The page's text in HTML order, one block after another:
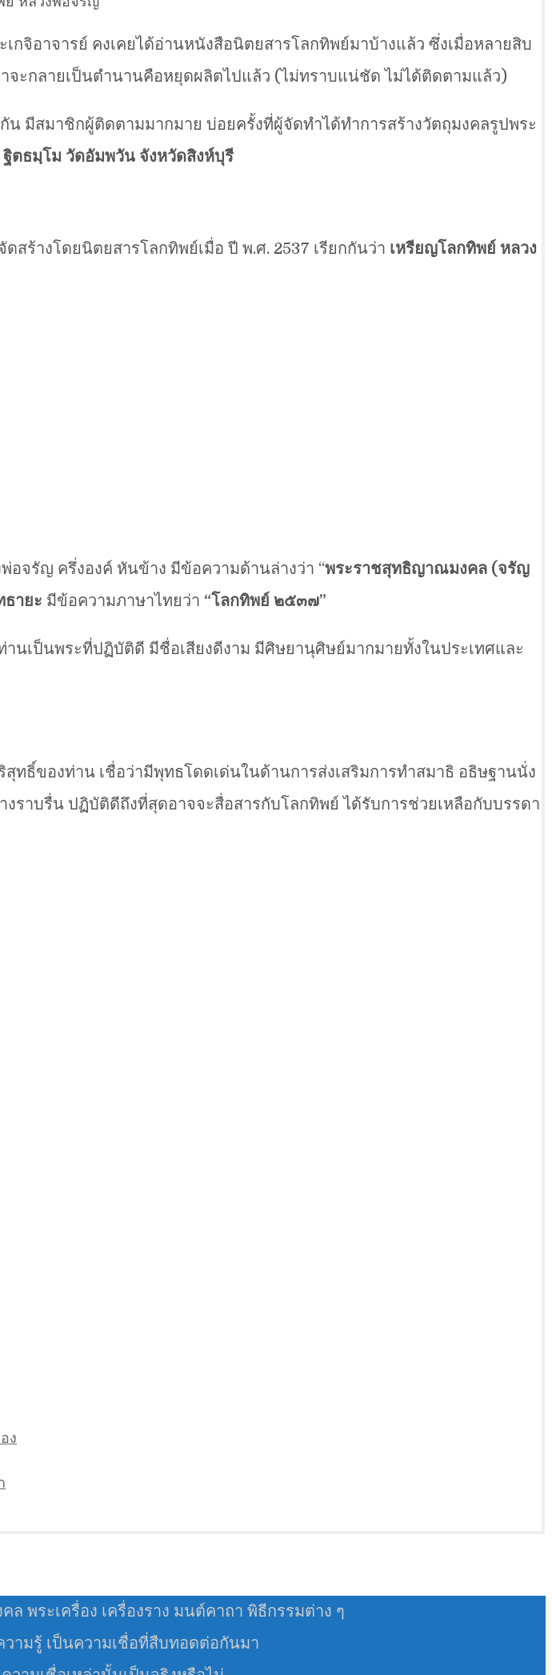
เกจิอาจารย์ คงเคยได้อ่านหนังสือนิตยสารโลกทิพย์มาบ้างแล้ว ซึ่งเมื่อหลายสิบ
ะกลายเป็นตำนานคือหยุดผลิตไปแล้ว (ไม่ทราบแน่ชัด ไม่ได้ติดตามแล้ว)
มีสมาชิกผู้ติดตามมากมาย บ่อยครั้งที่ผู้จัดทำได้ทำการสร้างวัตถุมงคลรูปพระ
ตธมฺโม วัดอัมพวัน จังหวัดสิงห์บุรี
ร้างโดยนิตยสารโลกทิพย์เมื่อ ปี พ.ศ. 2537 เรียกกันว่า เหรียญโลกทิพย์ หลวง
จรัญ ครึ่งองค์ หันข้าง มีข้อความด้านล่างว่า “พระราชสุทธิญาณมงคล (จรัญ
ายะ มีข้อความภาษาไทยว่า “โลกทิพย์ ๒๕๓๗”
เป็นพระที่ปฏิบัติดี มีชื่อเสียงดีงาม มีศิษยานุศิษย์มากมายทั้งในประเทศและ
ทธิ์ของท่าน เชื่อว่ามีพุทธโดดเด่นในด้านการส่งเสริมการทำสมาธิ อธิษฐานนั่ง
าบรื่น ปฏิบัติดีถึงที่สุดอาจจะสื่อสารกับโลกทิพย์ ได้รับการช่วยเหลือกับบรรดา
ง
พระเครื่อง เครื่องราง มนต์คาถา พิธีกรรมต่าง ๆ
ามรู้ เป็นความเชื่อที่สืบทอดต่อกันมา